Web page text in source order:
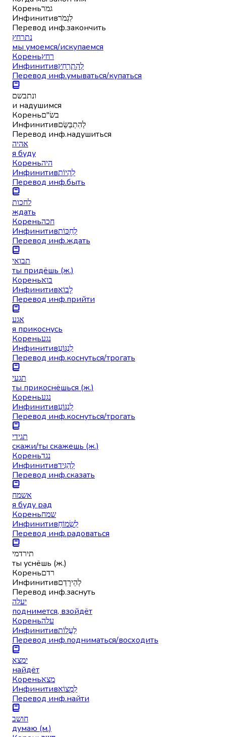
Кореньגמר
Инфинитивלִגְמֹר
Перевод инф.закончить
נתרחץ
мы умоемся/искупаемся
Кореньרחץ
Инфинитивלְהִתְרַחֵץ
Перевод инф.умываться/купаться
ונתבשם
и надушимся
Кореньבשׂ"ם
Инфинитивלְהִתְבַּשֵּׂם
Перевод инф.надушиться
אהיה
я буду
Кореньהיה
Инфинитивלִהְיוֹת
Перевод инф.быть
לחכות
ждать
Кореньחכה
Инфинитивלְחַכּוֹת
Перевод инф.ждать
תבואי
ты придёшь (ж.)
Кореньבוא
Инфинитивלָבוֹא
Перевод инф.прийти
אגע
я прикоснусь
Кореньנגע
Инфинитивלִנְגּוֹעַ
Перевод инф.коснуться/трогать
תגעי
ты прикоснёшься (ж.)
Кореньנגע
Инфинитивלִנְגּוֹעַ
Перевод инф.коснуться/трогать
תגידי
скажи/ты скажешь (ж.)
Кореньנגד
Инфинитивלְהַגִּיד
Перевод инф.сказать
אשמח
я буду рад
Кореньשמח
Инфинитивלִשְׂמוֹחַ
Перевод инф.радоваться
תירדמי
ты уснёшь (ж.)
Кореньרדם
Инфинитивלְהֵירָדֵם
Перевод инф.заснуть
יעלה
поднимется, взойдёт
Кореньעלה
Инфинитивלַעֲלוֹת
Перевод инф.подниматься/восходить
ימצא
найдёт
Кореньמצא
Инфинитивלִמְצוֹא
Перевод инф.найти
חושב
думаю (м.)